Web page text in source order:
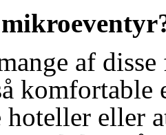
af
komfortable
hoteller eller